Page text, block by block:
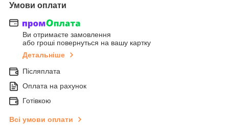
Умови оплати
Ви отримаєте замовлення
або гроші повернуться на вашу картку
Детальніше
Післяплата
Оплата на рахунок
Готівкою
Всі умови оплати